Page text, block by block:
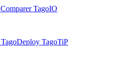
Comparer TagoIO
TagoDeploy TagoTiP